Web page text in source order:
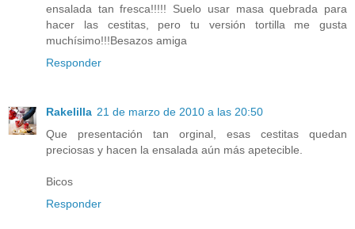
ensalada tan fresca!!!!! Suelo usar masa quebrada para
hacer las cestitas, pero tu versión tortilla me gusta
muchísimo!!!Besazos amiga
Responder
Rakelilla 21 de marzo de 2010 a las 20:50
Que presentación tan orginal, esas cestitas quedan
preciosas y hacen la ensalada aún más apetecible.
Bicos
Responder